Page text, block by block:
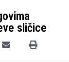
sličice